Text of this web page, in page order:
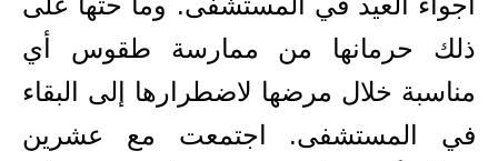
ذلك حرمانها من ممارسة طقوس أي
مناسبة خلال مرضها لاضطرارها إلى البقاء
في المستشفى. اجتمعت مع عشرين